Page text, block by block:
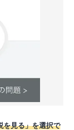
を見る」を選択で